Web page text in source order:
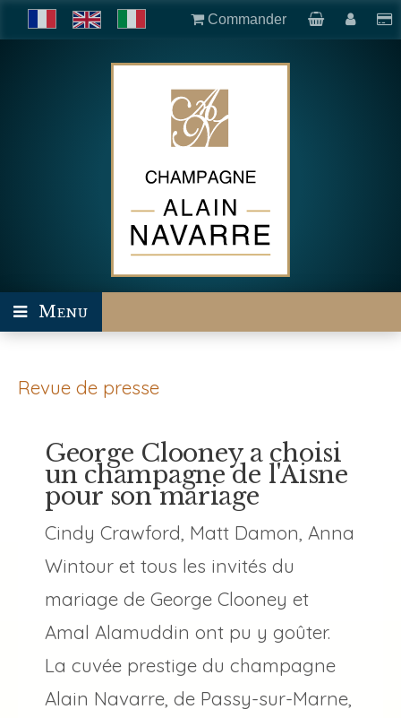
Menu
Revue de presse
George Clooney a choisi
un champagne de l'Aisne
pour son mariage
Cindy Crawford, Matt Damon, Anna
Wintour et tous les invités du
mariage de George Clooney et
Amal Alamuddin ont pu y goûter.
La cuvée prestige du champagne
Alain Navarre, de Passy-sur-Marne,
Commander